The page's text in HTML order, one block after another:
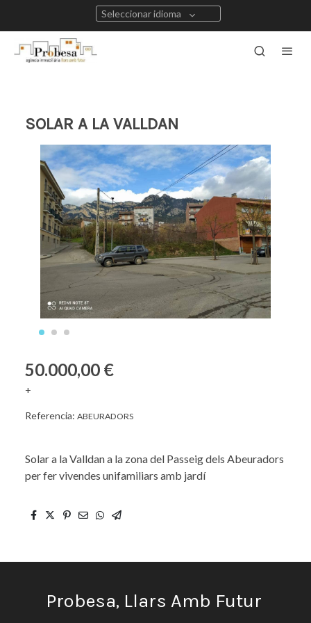
Seleccionar idioma
SOLAR A LA VALLDAN
50.000,00 €
+
Referencia: ABEURADORS
Solar a la Valldan a la zona del Passeig dels Abeuradors
per fer vivendes unifamiliars amb jardí
Probesa, Llars Amb Futur